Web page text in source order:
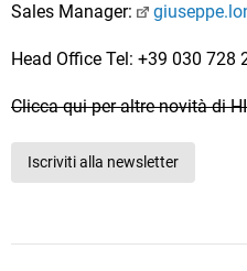
Sales Manager:
Head Office Tel: +39 030 728
Clicca qui per altre novità di
Iscriviti alla newsletter